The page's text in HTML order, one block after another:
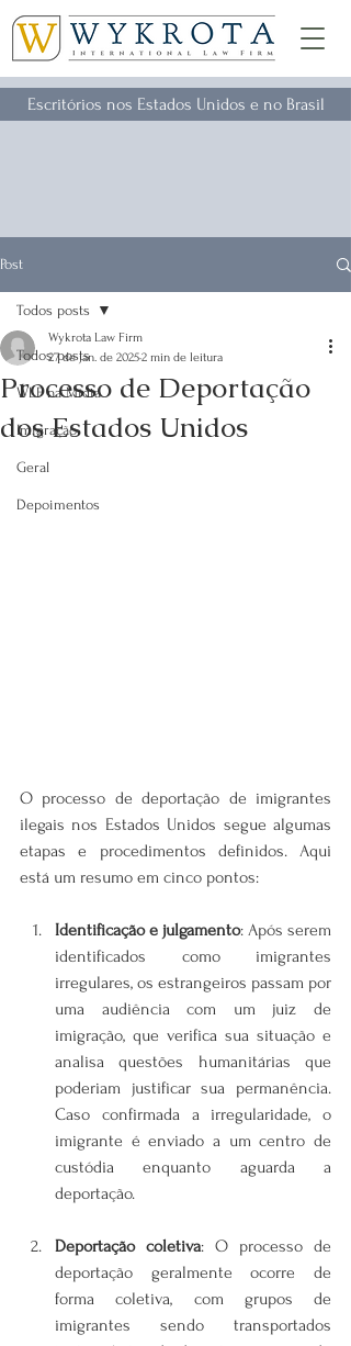
Escritórios nos Estados Unidos e no Brasil
Post
Todos posts
WLF na Mídia
Imigração
Geral
Depoimentos
Todos posts
Processo de Deportação
dos Estados Unidos
Wykrota Law Firm
27 de jan. de 20252 min de leitura
O processo de deportação de imigrantes
ilegais nos Estados Unidos segue algumas
etapas e procedimentos definidos. Aqui
está um resumo em cinco pontos:
Identificação e julgamento: Após serem
identificados como imigrantes
irregulares, os estrangeiros passam por
uma audiência com um juiz de
imigração, que verifica sua situação e
analisa questões humanitárias que
poderiam justificar sua permanência.
Caso confirmada a irregularidade, o
imigrante é enviado a um centro de
custódia enquanto aguarda a
deportação.
Deportação coletiva: O processo de
deportação geralmente ocorre de
forma coletiva, com grupos de
imigrantes sendo transportados